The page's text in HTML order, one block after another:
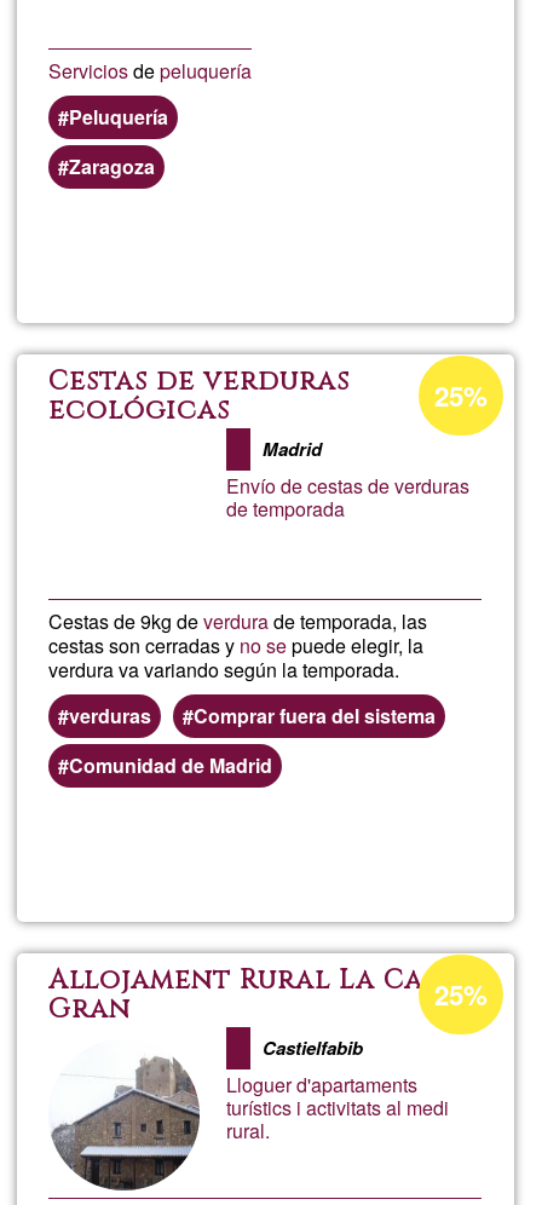
Serviciosdepeluquería
Peluquería
Zaragoza
Cestas de verduras
ecológicas
Madrid
Envío de cestas de verduras
de temporada
Cestas de 9kg deverdurade temporada, las
cestas son cerradas y no sepuede elegir, la
verdura va variando según la temporada.
verduras
Comprar fuera del sistema
Comunidad de Madrid
Percentatge
d'acceptació
de
G1
25%
de
Allojament Rural La Casa
Gran
Castielfabib
Lloguer d'apartaments
turístics i activitats al medi
rural.
Percentatge
d'acceptació
de
25%